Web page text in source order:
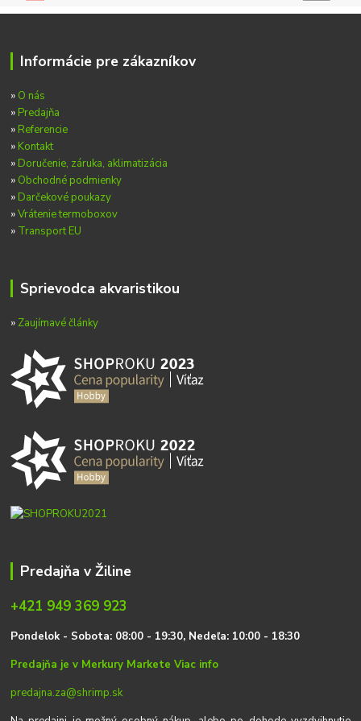
Informácie pre zákazníkov
» O nás
» Predajňa
» Referencie
» Kontakt
» Doručenie, záruka, aklimatizácia
» Obchodné podmienky
» Darčekové poukazy
»Vrátenie termoboxov
» Transport EU
Sprievodca akvaristikou
» Zaujímavé články
Predajňa v Žiline
+421 949 369 923
Pondelok - Sobota: 08:00 - 19:30, Nedeľa: 10:00 - 18:30
Predajňa je v Merkury MarketeViac info
predajna.za@shrimp.sk